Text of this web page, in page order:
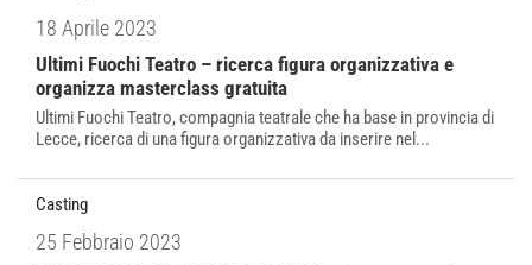
18 Aprile 2023
Ultimi Fuochi Teatro – ricerca figura organizzativa e
organizza masterclass gratuita
Ultimi Fuochi Teatro, compagnia teatrale che ha base in provincia di
Lecce, ricerca di una figura organizzativa da inserire nel...
Casting
25 Febbraio 2023